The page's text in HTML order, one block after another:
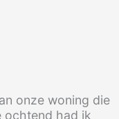
onze woning die
ochtend had ik